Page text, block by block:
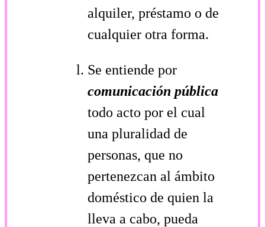
alquiler, préstamo o de
cualquier otra forma.
Se entiende por
comunicación pública
todo acto por el cual
una pluralidad de
personas, que no
pertenezcan al ámbito
doméstico de quien la
lleva a cabo, pueda